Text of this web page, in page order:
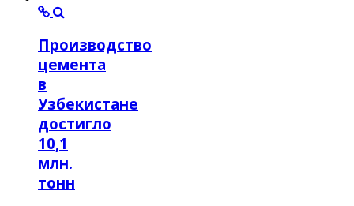
Производство
цемента
в
Узбекистане
достигло
10,1
млн.
тонн